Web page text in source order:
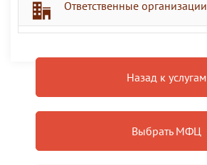
Ответственные организации
Назад к услугам
Выбрать МФЦ